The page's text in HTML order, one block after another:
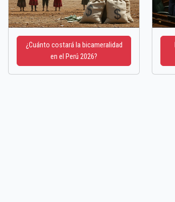
¿Cuánto costará la bicameralidad
en el Perú 2026?